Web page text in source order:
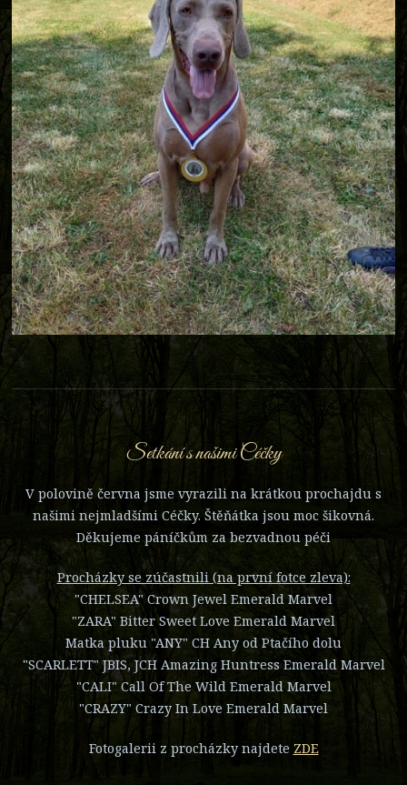
Setkání s našimi Céčky
V polovině června jsme vyrazili na krátkou prochajdu s
našimi nejmladšími Céčky. Štěňátka jsou moc šikovná.
Děkujeme páníčkům za bezvadnou péči
Procházky se zúčastnili (na první fotce zleva):
"CHELSEA" Crown Jewel Emerald Marvel
"ZARA" Bitter Sweet Love Emerald Marvel
Matka pluku "ANY" CH Any od Ptačího dolu
"SCARLETT" JBIS, JCH Amazing Huntress Emerald Marvel
"CALI" Call Of The Wild Emerald Marvel
"CRAZY" Crazy In Love Emerald Marvel
Fotogalerii z procházky najdete ZDE